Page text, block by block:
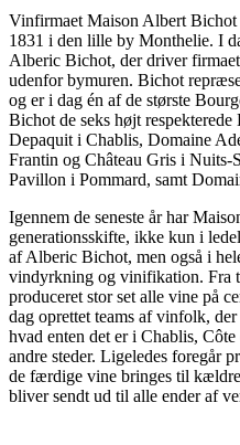
Vinfirmaet Maison Albert
1831 i den lille by Monthelie. I
Alberic Bichot, der driver
udenfor bymuren. Bichot
og er i dag én af de største
Bichot de seks højt
Depaquit i Chablis, Domaine
Frantin og Château Gris i Nuits-
Pavillon i Pommard, samt
Igennem de seneste år har
generationsskifte, ikke kun i
af Alberic Bichot, men også i
vindyrkning og vinifikation. Fra
produceret stor set alle vine på
dag oprettet teams af vinfolk,
hvad enten det er i Chablis,
andre steder. Ligeledes foregår
de færdige vine bringes til
bliver sendt ud til alle ender af